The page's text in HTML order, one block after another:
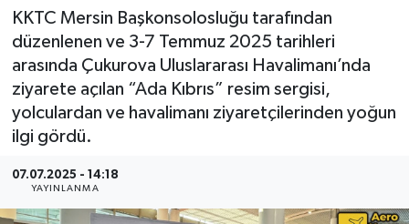
KKTC Mersin Başkonsolosluğu tarafından
düzenlenen ve 3-7 Temmuz 2025 tarihleri
arasında Çukurova Uluslararası Havalimanı’nda
ziyarete açılan “Ada Kıbrıs” resim sergisi,
yolculardan ve havalimanı ziyaretçilerinden yoğun
ilgi gördü.
07.07.2025 - 14:18
YAYINLANMA